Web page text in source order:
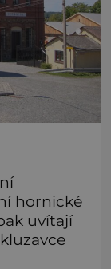
hornické
uvítají